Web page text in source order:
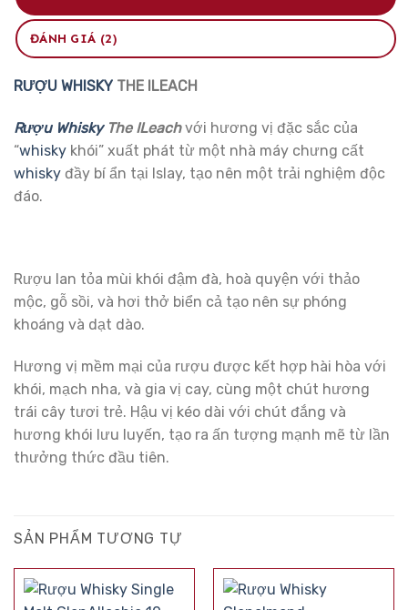
ĐÁNH GIÁ (2)
RƯỢU WHISKY THE ILEACH
Rượu WhiskyThe ILeachvới hương vị đặc sắc của
“whisky khói” xuất phát từ một nhà máy chưng cất
whisky đầy bí ẩn tại Islay, tạo nên một trải nghiệm độc
đáo.
Rượu lan tỏa mùi khói đậm đà, hoà quyện với thảo
mộc, gỗ sồi, và hơi thở biển cả tạo nên sự phóng
khoáng và dạt dào.
Hương vị mềm mại của rượu được kết hợp hài hòa với
khói, mạch nha, và gia vị cay, cùng một chút hương
trái cây tươi trẻ. Hậu vị kéo dài với chút đắng và
hương khói lưu luyến, tạo ra ấn tượng mạnh mẽ từ lần
thưởng thức đầu tiên.
SẢN PHẨM TƯƠNG TỰ